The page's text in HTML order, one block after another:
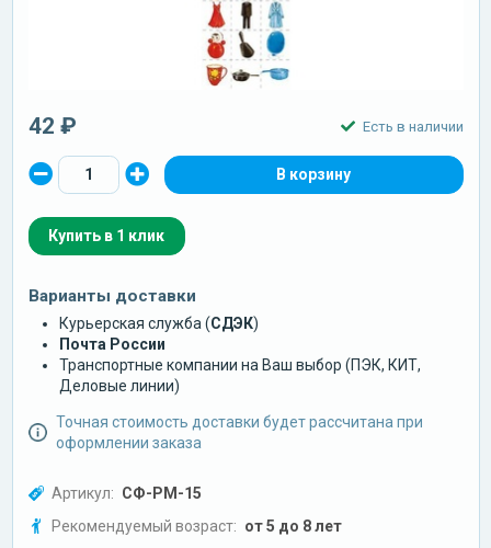
42 ₽ Есть в наличии
Купить в 1 клик
Варианты доставки
Курьерская служба (СДЭК)
Почта России
Транспортные компании на Ваш выбор (ПЭК, КИТ,
Деловые линии)
Точная стоимость доставки будет рассчитана при
оформлении заказа
Артикул: СФ-РМ-15
Рекомендуемый возраст: от 5 до 8 лет